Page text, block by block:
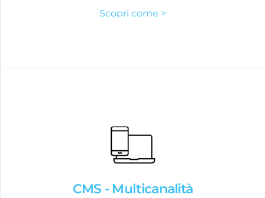
Scopri come >
CMS - Multicanalità